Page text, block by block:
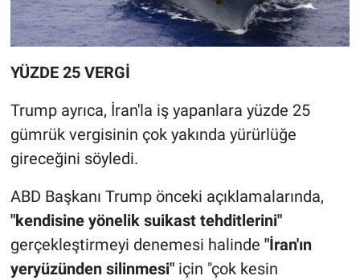
YÜZDE 25 VERGİ
Trump ayrıca, İran'la iş yapanlara yüzde 25
gümrük vergisinin çok yakında yürürlüğe
gireceğini söyledi.
ABD Başkanı Trump önceki açıklamalarında,
"kendisine yönelik suikast tehditlerini"
gerçekleştirmeyi denemesi halinde "İran'ın
yeryüzünden silinmesi"için "çok kesin